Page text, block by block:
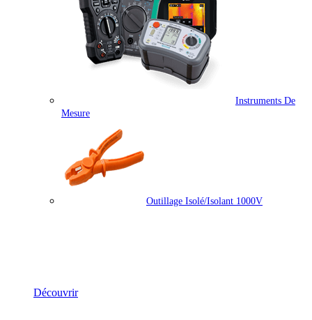
Instruments De
Mesure
Outillage Isolé/isolant 1000V
Découvrir